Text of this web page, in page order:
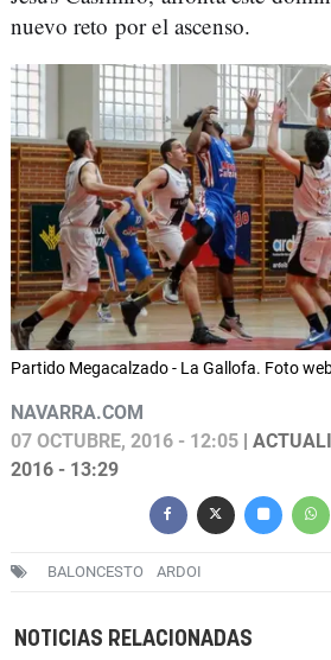
nuevo reto por el ascenso.
Partido Megacalzado - La Gallofa. Foto
NAVARRA.COM
07 OCTUBRE, 2016 - 12:05 |
2016 - 13:29
BALONCESTO ARDOI
NOTICIAS RELACIONADAS